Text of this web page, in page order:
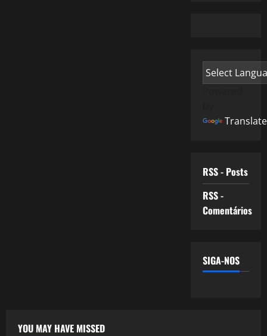
Translate
RSS - Posts
RSS -
Comentários
SIGA-NOS
YOU MAY HAVE MISSED